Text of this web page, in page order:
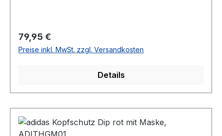
Regulärer Preis:
79,95 €
Preise inkl. MwSt. zzgl. Versandkosten
Details